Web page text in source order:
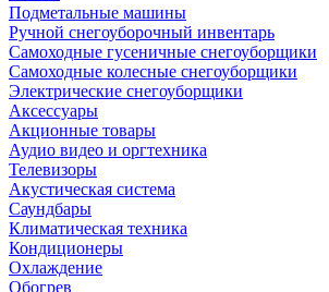
Подметальные машины
Ручной снегоуборочный инвентарь
Самоходные гусеничные снегоуборщики
Самоходные колесные снегоуборщики
Электрические снегоуборщики
Аксессуары
Акционные товары
Аудио видео и оргтехника
Телевизоры
Акустическая система
Саундбары
Климатическая техника
Кондиционеры
Охлаждение
Обогрев